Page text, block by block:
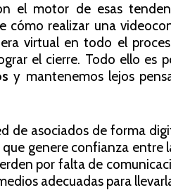
el motor de esas
cómo realizar una
virtual en todo el
el cierre. Todo ello es
y mantenemos lejos
de asociados de forma
que genere confianza entre
por falta de
adecuadas para